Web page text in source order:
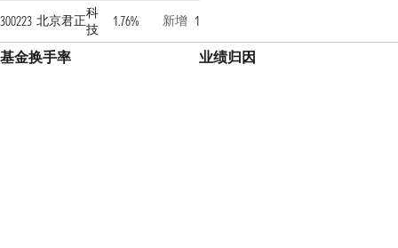
300223 北京君正科
技
1.76% 新增 1
基金换手率 业绩归因